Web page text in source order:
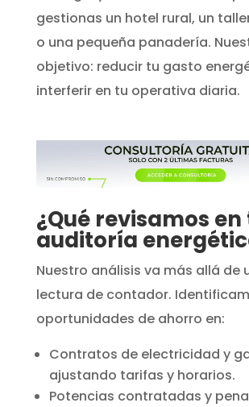
gestionas un hotel rural, un
o una pequeña panadería.
objetivo: reducir tu gasto
interferir en tu operativa diaria.
¿Qué revisamos en
auditoría
Nuestro análisis va más allá de
lectura de contador.
oportunidades de ahorro en:
Contratos de electricidad y
ajustando tarifas y horarios.
Potencias contratadas y